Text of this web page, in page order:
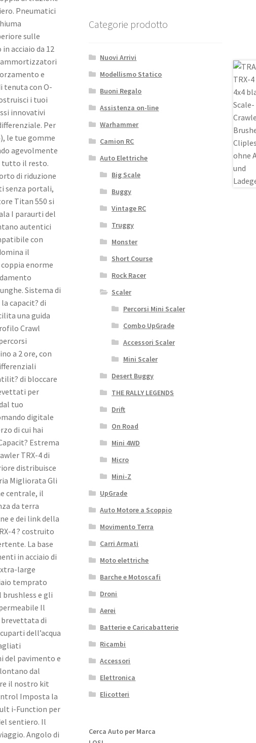
Pneumatici
sulle
acciaio da 12
ammortizzatori
e
con O-
i tuoi
innovativi
Per
le tue gomme
agevolmente
tutto il resto.
di riduzione
senza portali,
Titan 550 si
I paraurti del
autentici
con
il
enorme
Sistema di
capacit? di
una guida
Crawl
a 2 ore, con
di bloccare
per
tuo
digitale
di cui hai
Estrema
TRX-4 di
distribuisce
Migliorata Gli
centrale, il
da terra
e dei link della
4 ? costruito
La base
in acciaio di
large
temprato
e gli
Il
brevettata di
dell’acqua
del pavimento e
dal
il nostro kit
Imposta la
i-Function per
sentiero. Il
Angolo di
Categorie prodotto
Nuovi Arrivi
Modellismo Statico
Buoni Regalo
Assistenza on-line
Warhammer
Camion RC
Auto Elettriche
Big Scale
Buggy
Vintage RC
Truggy
Monster
Short Course
Rock Racer
Scaler
Percorsi Mini Scaler
Combo UpGrade
Accessori Scaler
Mini Scaler
Desert Buggy
THE RALLY LEGENDS
Drift
On Road
Mini 4WD
Micro
Mini-Z
UpGrade
Auto Motore a Scoppio
Movimento Terra
Carri Armati
Moto elettriche
Barche e Motoscafi
Droni
Aerei
Batterie e Caricabatterie
Ricambi
Accessori
Elettronica
Elicotteri
Cerca Auto per Marca